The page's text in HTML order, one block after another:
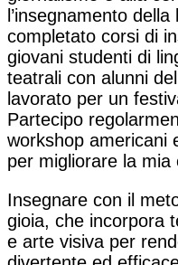
l’insegnamento
completato corsi di
giovani studenti di
teatrali con alunni
lavorato per un
Partecipo
workshop americani
per migliorare la mia
Insegnare con il
gioia, che incorpora
e arte visiva per